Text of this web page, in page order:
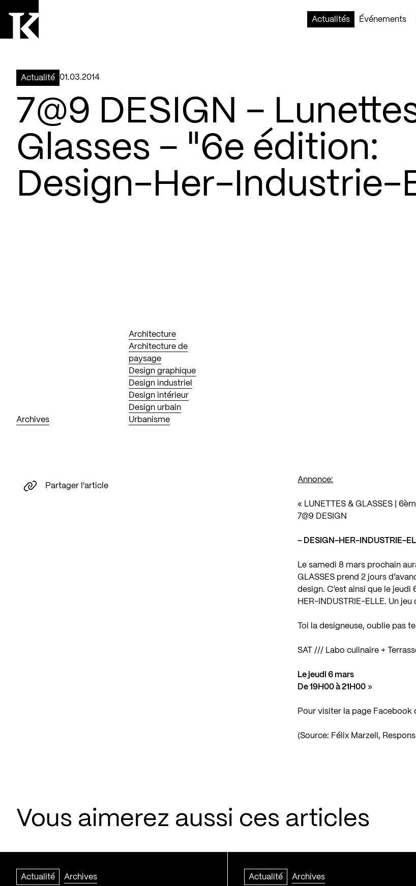
Actualités
Événements
Actualité 01.03.2014
7@9 DESIGN –
Glasses – "6e édition:
Design-Her-Industrie-
Archives
Architecture
Architecture de
paysage
Design graphique
Design industriel
Design intérieur
Design urbain
Urbanisme
Annonce:
« LUNETTES & GLASSES |
7@9 DESIGN
– DESIGN-HER-INDUSTRIE-
Le samedi 8 mars prochain
GLASSES prend 2 jours
design. C’est ainsi que le
HER-INDUSTRIE-ELLE. Un
Toi la designeuse, oublie pas
SAT /// Labo culinaire +
Le jeudi 6 mars
De 19H00 à 21H00 »
Pour visiter la page Facebook
(Source: Félix Marzell,
Partager l'article
Vous aimerez aussi ces articles
Actualité Archives Actualité Archives